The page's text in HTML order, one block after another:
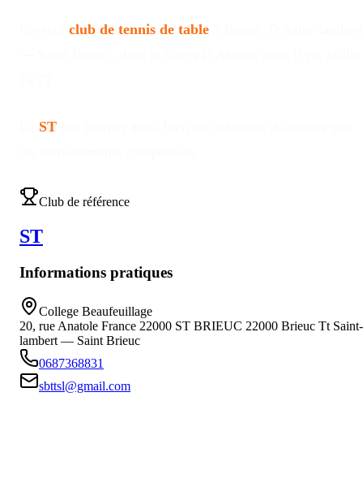
club de tennis de table
ST
Club de référence
ST
Informations pratiques
College Beaufeuillage
20, rue Anatole France 22000 ST BRIEUC 22000 Brieuc Tt Saint-
lambert — Saint Brieuc
0687368831
sbttsl@gmail.com